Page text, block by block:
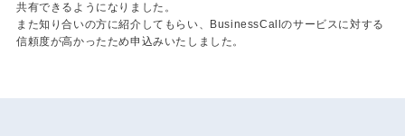
共有できるようになりました。
また知り合いの方に紹介してもらい、BusinessCallのサービスに対する
信頼度が高かったため申込みいたしました。